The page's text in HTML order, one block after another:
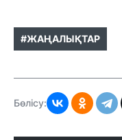
#ЖАҢАЛЫҚТАР
Бөлісу: